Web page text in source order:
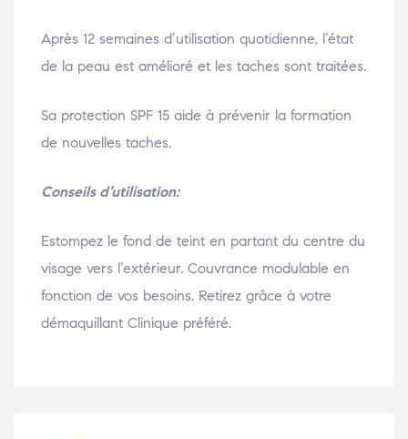
Après 12 semaines d’utilisation quotidienne, l’état
de la peau est amélioré et les taches sont traitées.
Sa protection SPF 15 aide à prévenir la formation
de nouvelles taches.
Conseils d’utilisation:
Estompez le fond de teint en partant du centre du
visage vers l’extérieur. Couvrance modulable en
fonction de vos besoins. Retirez grâce à votre
démaquillant Clinique préféré.